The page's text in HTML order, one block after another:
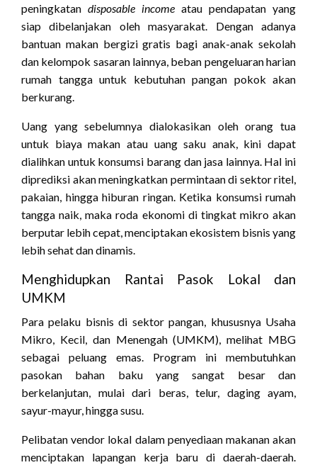
peningkatan disposable income atau pendapatan yang
siap dibelanjakan oleh masyarakat. Dengan adanya
bantuan makan bergizi gratis bagi anak-anak sekolah
dan kelompok sasaran lainnya, beban pengeluaran harian
rumah tangga untuk kebutuhan pangan pokok akan
berkurang.
Uang yang sebelumnya dialokasikan oleh orang tua
untuk biaya makan atau uang saku anak, kini dapat
dialihkan untuk konsumsi barang dan jasa lainnya. Hal ini
diprediksi akan meningkatkan permintaan di sektor ritel,
pakaian, hingga hiburan ringan. Ketika konsumsi rumah
tangga naik, maka roda ekonomi di tingkat mikro akan
berputar lebih cepat, menciptakan ekosistem bisnis yang
lebih sehat dan dinamis.
Menghidupkan Rantai Pasok Lokal dan
UMKM
Para pelaku bisnis di sektor pangan, khususnya Usaha
Mikro, Kecil, dan Menengah (UMKM), melihat MBG
sebagai peluang emas. Program ini membutuhkan
pasokan bahan baku yang sangat besar dan
berkelanjutan, mulai dari beras, telur, daging ayam,
sayur-mayur, hingga susu.
Pelibatan vendor lokal dalam penyediaan makanan akan
menciptakan lapangan kerja baru di daerah-daerah.